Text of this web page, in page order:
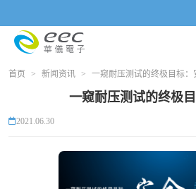
首页 > 新闻资讯 > 一窥耐压测试的终极目标：
一窥耐压测试的终极
2021.06.30